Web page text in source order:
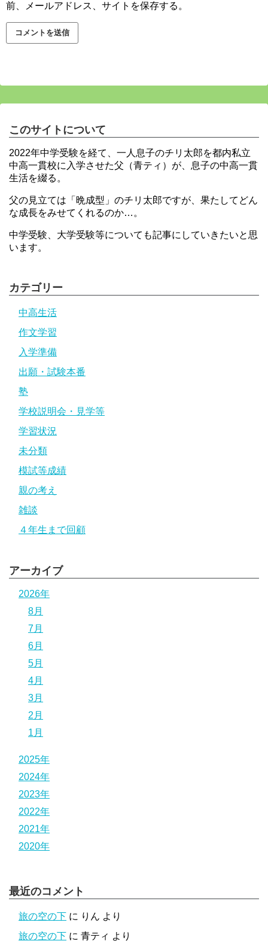
前、メールアドレス、サイトを保存する。
このサイトについて
2022年中学受験を経て、一人息子のチリ太郎を都内私立
中高一貫校に入学させた父（青ティ）が、息子の中高一貫
生活を綴る。
父の見立ては「晩成型」のチリ太郎ですが、果たしてどん
な成長をみせてくれるのか…。
中学受験、大学受験等についても記事にしていきたいと思
います。
カテゴリー
中高生活
作文学習
入学準備
出願・試験本番
塾
学校説明会・見学等
学習状況
未分類
模試等成績
親の考え
雑談
４年生まで回顧
アーカイブ
2026年
8月
7月
6月
5月
4月
3月
2月
1月
2025年
2024年
2023年
2022年
2021年
2020年
最近のコメント
旅の空の下 に りん より
旅の空の下 に 青ティ より